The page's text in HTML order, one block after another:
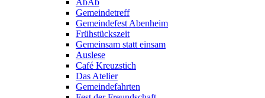
AbAb
Gemeindetreff
Gemeindefest Abenheim
Frühstückszeit
Gemeinsam statt einsam
Auslese
Café Kreuzstich
Das Atelier
Gemeindefahrten